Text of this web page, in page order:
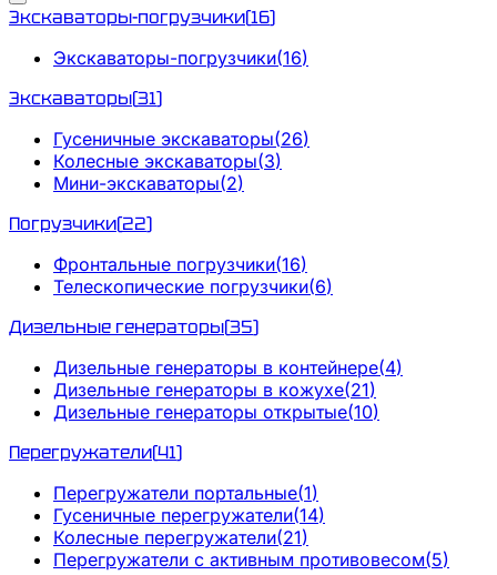
Экскаваторы-погрузчики(16)
Экскаваторы-погрузчики(16)
Экскаваторы(31)
Гусеничные экскаваторы(26)
Колесные экскаваторы(3)
Мини-экскаваторы(2)
Погрузчики(22)
Фронтальные погрузчики(16)
Телескопические погрузчики(6)
Дизельные генераторы(35)
Дизельные генераторы в контейнере(4)
Дизельные генераторы в кожухе(21)
Дизельные генераторы открытые(10)
Перегружатели(41)
Перегружатели портальные(1)
Гусеничные перегружатели(14)
Колесные перегружатели(21)
Перегружатели с активным противовесом(5)